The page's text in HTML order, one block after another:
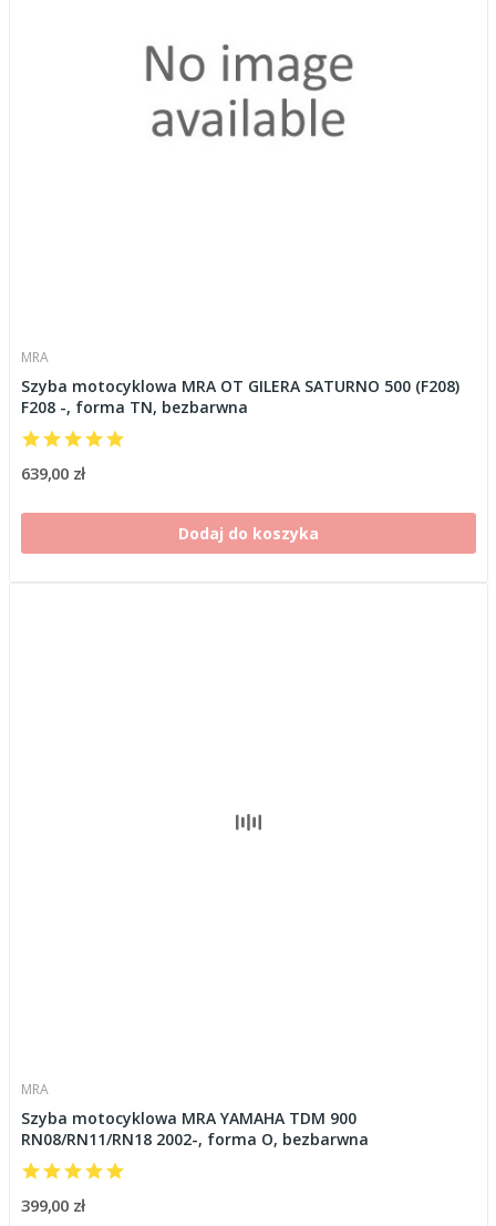
MRA
Szyba motocyklowa MRA OT GILERA SATURNO 500 (F208)
F208 -, forma TN, bezbarwna
639,00 zł
Dodaj do koszyka
MRA
Szyba motocyklowa MRA YAMAHA TDM 900
RN08/RN11/RN18 2002-, forma O, bezbarwna
399,00 zł